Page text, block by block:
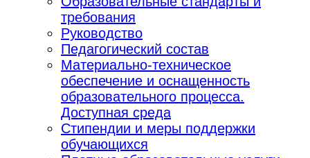
требования
Руководство
Педагогический состав
Материально-техническое
обеспечение и оснащенность
образовательного процесса.
Доступная среда
Стипендии и меры поддержки
обучающихся